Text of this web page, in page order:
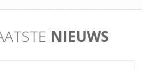
NIEUWS